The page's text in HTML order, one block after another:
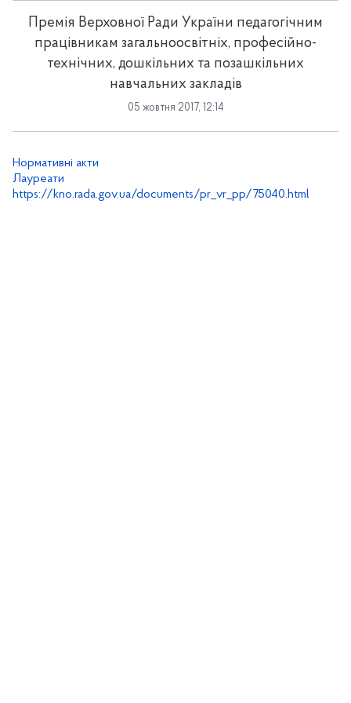
Премія Верховної Ради України педагогічним
працівникам загальноосвітніх, професійно-
технічних, дошкільних та позашкільних
навчальних закладів
05 жовтня 2017, 12:14
Нормативні акти
Лауреати
https://kno.rada.gov.ua/documents/pr_vr_pp/75040.html